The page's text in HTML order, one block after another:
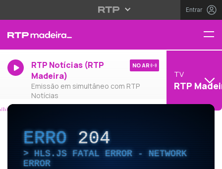
Entrar
RTP Notícias (RTP
Madeira)
Emissão em simultâneo com RTP
Notícias
NO AR
TV
RTP
ERRO204
HLS.JS FATAL ERROR - NETWORK
ERROR